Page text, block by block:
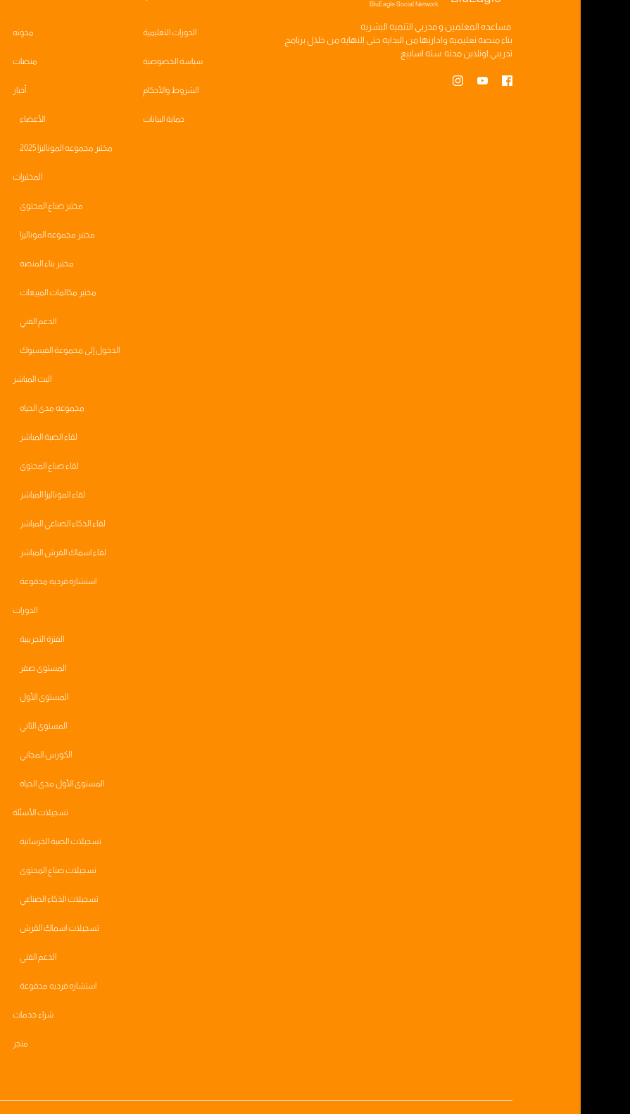
BluEagle Social Network
مساعده المعلمين ومدربي التنميه البشريه
بناءمنصه تعليميه وادارتها من البدايه حتى النهايه من خلال برنامج
تدريبي اونلاين مدته سته اسابيع
الدورات التعليمية
سياسة الخصوصية
الشروط والأحكام
حماية البيانات
مدونه
منصات
أخبار
الأعضاء
مختبر مجموعه الموناليزا 2025
المختبرات
مختبر صناع المحتوى
مختبر مجموعه الموناليزا
مختبر بناء المنصه
مختبر مكالمات المبيعات
الدعم الفني
الدخول إلى مجموعة الفيسبوك
البث المباشر
مجموعه مدى الحياه
لقاء الصبة المباشر
لقاء صناع المحتوى
لقاء الموناليزا المباشر
لقاء الذكاء الصناعي المباشر
لقاء اسماك القرش المباشر
استشاره فرديه مدفوعة
الدورات
الفترة التجريبية
المستوى صفر
المستوى الأول
المستوى الثاني
الكورس المجاني
المستوى الأول مدى الحياه
تسجيلات الأسئلة
تسجيلات الصبة الخرسانية
تسجيلات صناع المحتوى
تسجيلات الذكاء الصناعي
تسجيلات اسماك القرش
الدعم الفني
استشاره فرديه مدفوعة
شراء خدمات
متجر